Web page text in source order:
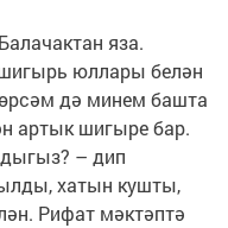
яза.
юллары белән
дә минем башта
артык шигыре бар.
– дип
хатын кушты,
Рифат мәктәптә